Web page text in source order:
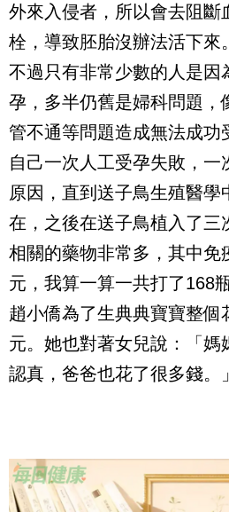
外來入侵者，所以會去阻斷
栓，導致胚胎沒辦法活下來。
不過只有非常少數的人是因
孕，多半仍舊是婦科問題，
管不通等問題造成無法成功
自己一次人工受孕失敗，一
原因，直到送子鳥生殖醫學
在，之後在送子鳥植入了三
相關的藥物非常多，其中免
元，我算一算一共打了168
趙小僑為了生典典寶寶整個
元。她也對著女兒說：「媽
認真，爸爸也花了很多錢。」